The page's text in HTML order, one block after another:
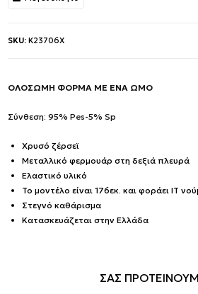
SKU:K23706X
ΟΛΟΣΩΜΗ ΦΟΡΜΑ ΜΕ ΕΝΑ ΩΜΟ
Σύνθεση: 95% Pes-5% Sp
Χρυσό ζέρσεϊ
Μεταλλικό φερμουάρ στη δεξιά πλευρά
Ελαστικό υλικό
Το μοντέλο είναι 176εκ. και φοράει IT
Στεγνό καθάρισμα
Κατασκευάζεται στην Ελλάδα
ΣΑΣ